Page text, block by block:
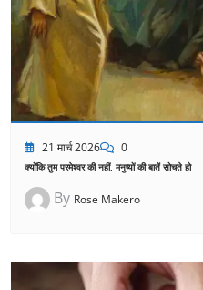
21 मार्च 2026 0
क्योंकि तुम परमेश्वर की नहीं, मनुष्यों की बातें सोचते हो
By Rose Makero